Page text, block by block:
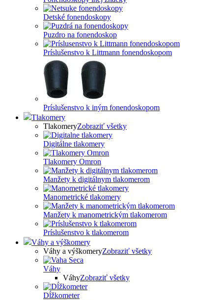
Detské fonendoskopy
Puzdro na fonendoskop
Príslušenstvo k Littmann fonendoskopom
Príslušenstvo k iným fonendoskopom
Tlakomery
TlakomeryZobraziť všetky
Digitálne tlakomery
Tlakomery Omron
Manžety k digitálnym tlakomerom
Manometrické tlakomery
Manžety k manometrickým tlakomerom
Príslušenstvo k tlakomerom
Váhy a výškomery
Váhy a výškomeryZobraziť všetky
Váhy
VáhyZobraziť všetky
Dĺžkometer